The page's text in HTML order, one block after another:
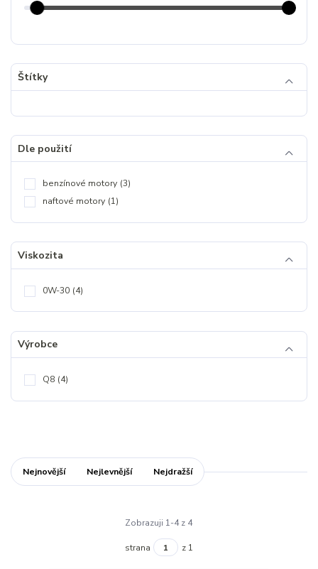
Štítky
Dle použití
benzínové motory (3)
naftové motory (1)
Viskozita
0W-30 (4)
Výrobce
Q8 (4)
Nejnovější Nejlevnější Nejdražší
Zobrazuji 1-4 z 4
strana z 1